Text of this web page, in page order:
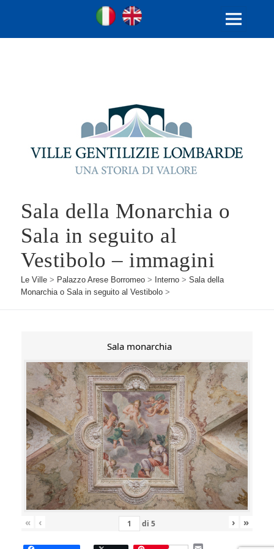
Ville Gentilizie Lombarde
Ita
MENU
Sala della Monarchia o
Sala in seguito al
Vestibolo – immagini
Le Ville > Palazzo Arese Borromeo > Interno >Sala della
Monarchia o Sala in seguito al Vestibolo >
Sala monarchia
« ‹ di 5 › »